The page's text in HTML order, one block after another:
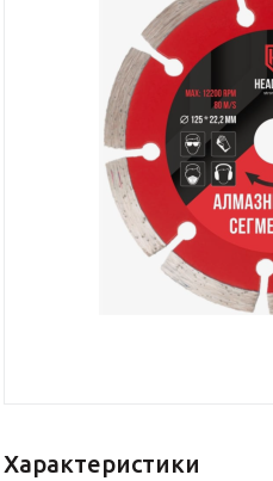
Характеристики